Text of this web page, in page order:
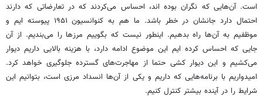
است. آن‌هایی که نگران بوده اند، احساس می‌کردند که در تعارضاتی که دارند
احتمال دارد جانشان در خطر باشد. ما هم به کنوانسیون ۱۹۵۱ پیوسته ایم و
موظفیم به آن‌ها راه بدهیم. اینطور نیست که بگوییم مرزها را می‌بندیم. از آن
جایی که احساس کرده ایم این موضوع ادامه دارد، با هزینه بالایی داریم دیوار
می‌کشیم و این دیوار کشی حتما از مهاجرت‌های گسترده جلوگیری خواهد کرد.
امیدواریم با برنامه‌هایی که داریم و یکی از آن‌ها انسداد مرزی است، بتوانیم این
شرایط را در آینده بیشتر کنترل کنیم.